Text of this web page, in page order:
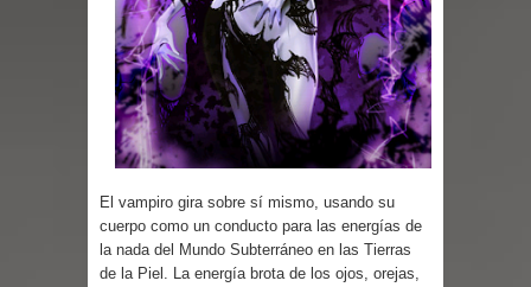
Parte 03: La Traición
Parte 02: Vuelve el Hijo Prodigo
Parte 03: Reflexiones
Parte 02: Un Bicho Raro
El vampiro gira sobre sí mismo, usando su
cuer­po como un conducto para las energías de
la nada del Mundo Subterráneo en las Tierras
de la Piel. La ener­gía brota de los ojos, orejas,